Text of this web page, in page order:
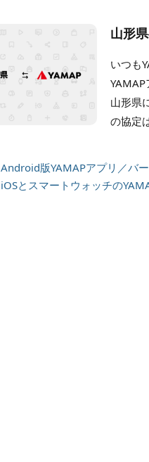
山形
いつも
山形県
の協定
Android版YAMAPアプリ／バ
iOSとスマートウォッチの